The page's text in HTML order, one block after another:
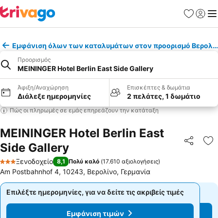
Εμφάνιση όλων των καταλυμάτων στον προορισμό
Προορισμός
MEININGER Hotel Berlin East Side Gallery
Άφιξη/Αναχώρηση
Διάλεξε ημερομηνίες
Επισκέπτες & δωμάτια
2 πελάτες, 1 δωμάτιο
Πώς οι πληρωμές σε εμάς επηρεάζουν την κατάταξη
MEININGER Hotel Berlin East
Side Gallery
3 Αστέρια
Ξενοδοχείο 8,1 Πολύ καλό (17.610 αξιολογήσεις)
Am Postbahnhof 4, 10243, Βερολίνο, Γερμανία
Επιλέξτε ημερομηνίες, για να δείτε τις ακριβείς τιμές
Εμφάνιση τιμών
Επιλέξτε ημερομηνίες, για να δείτε τις ακριβείς τιμές
Εμφάνιση τιμών